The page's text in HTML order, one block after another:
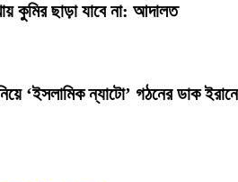
কুমির ছাড়া যাবে না: আদালত
‘ইসলামিক ন্যাটো’ গঠনের ডাক